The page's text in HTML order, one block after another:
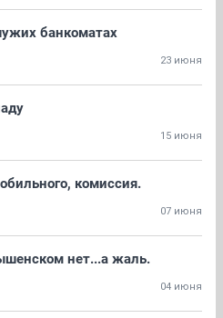
банкоматах
23 июня
15 июня
комиссия.
07 июня
нет...а жаль.
04 июня